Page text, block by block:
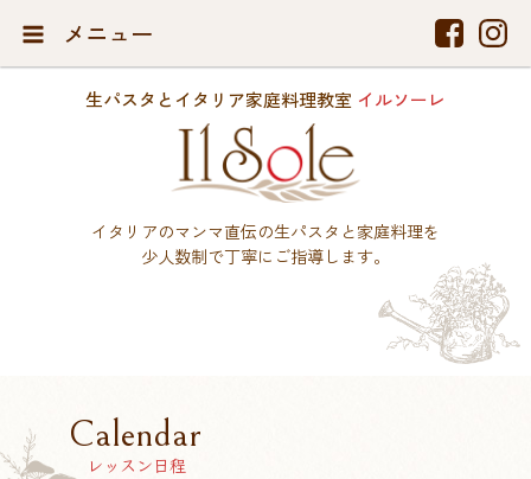
メニュー
生パスタとイタリア家庭料理教室 イルソーレ
イタリアのマンマ直伝の生パスタと家庭料理を
少人数制で丁寧にご指導します。
Calendar
レッスン日程